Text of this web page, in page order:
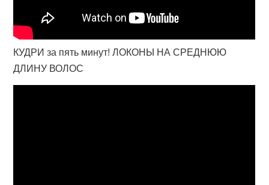
КУДРИ за пять минут! ЛОКОНЫ НА СРЕДНЮЮ
ДЛИНУ ВОЛОС